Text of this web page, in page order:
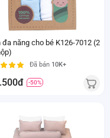
đa năng cho bé K126-7012 (2
Đã bán 10K+
-50%